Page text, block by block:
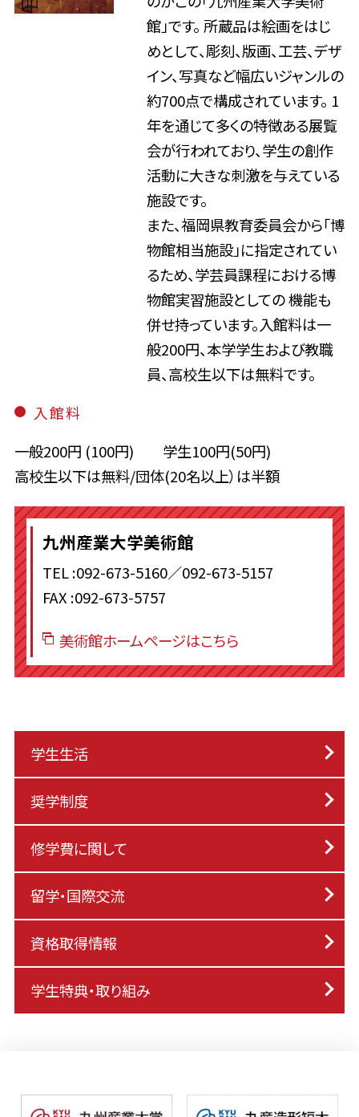
館」です。 所蔵品は絵画をはじ
めとして、彫刻、版画、工芸、デザ
イン、写真など幅広いジャンルの
約700点で構成されています。 1
年を通じて多くの特徴ある展覧
会が行われており、学生の創作
活動に大きな刺激を与えている
施設です。
また、福岡県教育委員会から「博
物館相当施設」に指定されてい
るため、学芸員課程における博
物館実習施設としての 機能も
併せ持っています。入館料は一
般200円、本学学生および教職
員、高校生以下は無料です。
入館料
一般200円 (100円) 学生100円(50円)
高校生以下は無料/団体(20名以上）は半額
九州産業大学美術館
TEL :092-673-5160／092-673-5157
FAX :092-673-5757
美術館ホームページはこちら
学生生活
奨学制度
修学費に関して
留学・国際交流
資格取得情報
学生特典・取り組み